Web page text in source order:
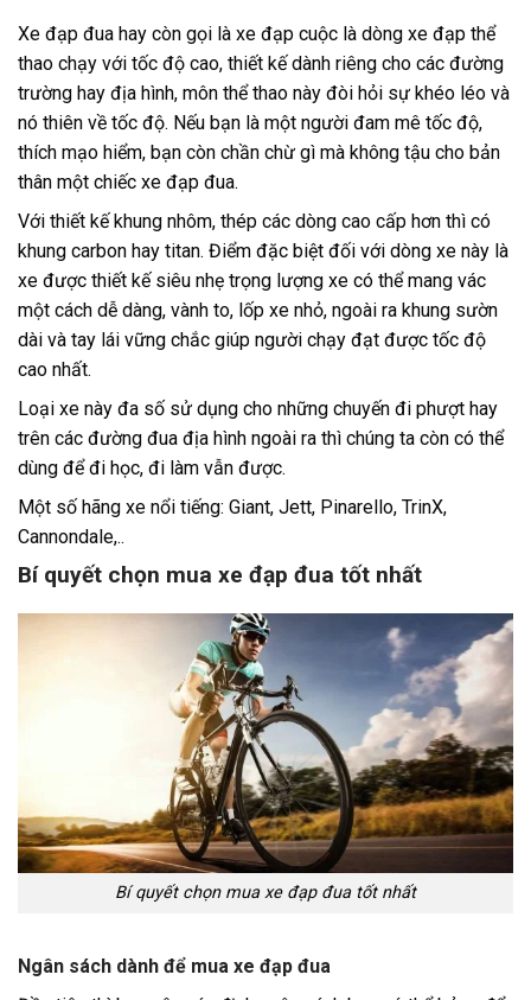
Xe đạp đua hay còn gọi là xe đạp cuộc là dòng xe đạp thể
thao chạy với tốc độ cao, thiết kế dành riêng cho các đường
trường hay địa hình, môn thể thao này đòi hỏi sự khéo léo và
nó thiên về tốc độ. Nếu bạn là một người đam mê tốc độ,
thích mạo hiểm, bạn còn chần chừ gì mà không tậu cho bản
thân một chiếc xe đạp đua.
Với thiết kế khung nhôm, thép các dòng cao cấp hơn thì có
khung carbon hay titan. Điểm đặc biệt đối với dòng xe này là
xe được thiết kế siêu nhẹ trọng lượng xe có thể mang vác
một cách dễ dàng, vành to, lốp xe nhỏ, ngoài ra khung sườn
dài và tay lái vững chắc giúp người chạy đạt được tốc độ
cao nhất.
Loại xe này đa số sử dụng cho những chuyến đi phượt hay
trên các đường đua địa hình ngoài ra thì chúng ta còn có thể
dùng để đi học, đi làm vẫn được.
Một số hãng xe nổi tiếng: Giant, Jett, Pinarello, TrinX,
Cannondale,..
Bí quyết chọn mua xe đạp đua tốt nhất
Bí quyết chọn mua xe đạp đua tốt nhất
Ngân sách dành để mua xe đạp đua